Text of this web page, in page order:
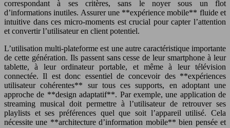
correspondant à ses critères, sans le noyer sous un flot
d’informations inutiles. Assurer une **expérience mobile** fluide et
intuitive dans ces micro-moments est crucial pour capter l’attention
et convertir l’utilisateur en client potentiel.
L’utilisation multi-plateforme est une autre caractéristique importante
de cette génération. Ils passent sans cesse de leur smartphone à leur
tablette, à leur ordinateur portable, et même à leur télévision
connectée. Il est donc essentiel de concevoir des **expériences
utilisateur cohérentes** sur tous ces supports, en adoptant une
approche de **design adaptatif**. Par exemple, une application de
streaming musical doit permettre à l’utilisateur de retrouver ses
playlists et ses préférences quel que soit l’appareil utilisé. Cela
nécessite une **architecture d’information mobile** bien pensée et